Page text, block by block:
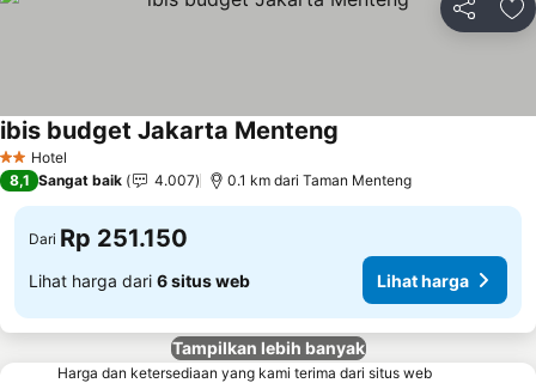
Bagikan
2 Bintang
Hotel
ibis budget Jakarta Menteng
8,1 Sangat baik 4.007 0.1 km dari Taman Menteng
Dari Rp 251.150
Lihat harga dari 6 situs web Lihat harga
Tampilkan lebih banyak
Harga dan ketersediaan yang kami terima dari situs web